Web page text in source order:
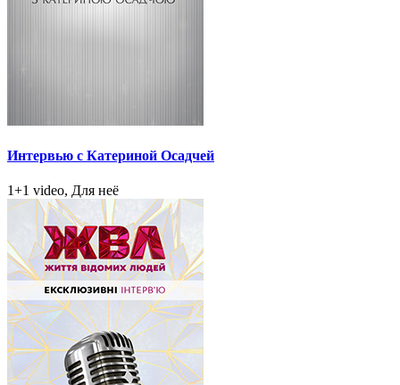
Интервью с Катериной Осадчей
1+1 video, Для неё